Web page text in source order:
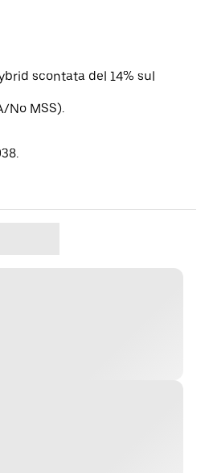
scontata del 14% sul
No MSS).